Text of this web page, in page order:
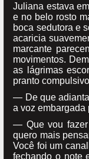
Juliana estava
e no belo rosto
boca sedutora e
acaricia
marcante
movimentos.
as lágrimas
pranto
— De que
a voz embargada
— Que vou
quero mais
Você foi um
fechando o note